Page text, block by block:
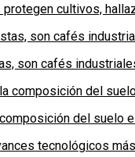
protegen cultivos,
son cafés
del suelo